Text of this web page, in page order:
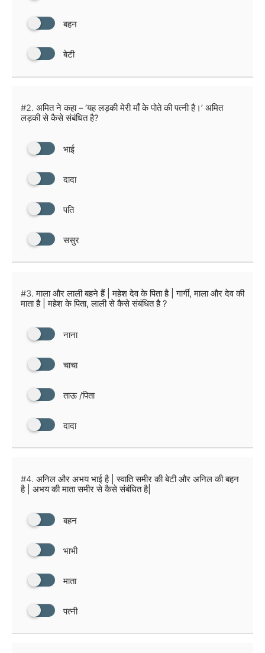
बहन
बेटी
#2. अमित ने कहा – ‘यह लड़की मेरी माँ के पोते की पत्नी है।’ अमित
लड़की से कैसे संबंधित है?
भाई
दादा
पति
ससुर
#3. माला और लाली बहने हैं | महेश देव के पिता है | गार्गी, माला और देव की
माता है | महेश के पिता, लाली से कैसे संबंधित है ?
नाना
चाचा
ताऊ /पिता
दादा
#4. अनिल और अभय भाई है | स्वाति समीर की बेटी और अनिल की बहन
है | अभय की माता समीर से कैसे संबंधित है|
बहन
भाभी
माता
पत्नी